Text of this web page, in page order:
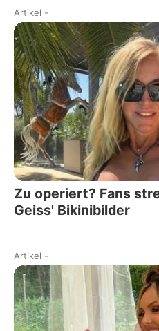
Artikel -
Zu operiert? Fans
Geiss' Bikinibilder
Artikel -